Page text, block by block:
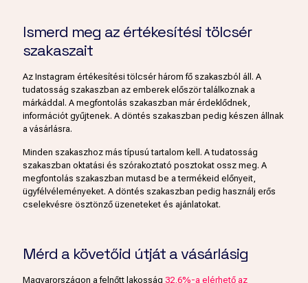
Ismerd meg az értékesítési tölcsér
szakaszait
Az Instagram értékesítési tölcsér három fő szakaszból áll. A
tudatosság szakaszban az emberek először találkoznak a
márkáddal. A megfontolás szakaszban már érdeklődnek,
információt gyűjtenek. A döntés szakaszban pedig készen állnak
a vásárlásra.
Minden szakaszhoz más típusú tartalom kell. A tudatosság
szakaszban oktatási és szórakoztató posztokat ossz meg. A
megfontolás szakaszban mutasd be a termékeid előnyeit,
ügyfélvéleményeket. A döntés szakaszban pedig használj erős
cselekvésre ösztönző üzeneteket és ajánlatokat.
Mérd a követőid útját a vásárlásig
Magyarországon a felnőtt lakosság 32,6%-a elérhető az